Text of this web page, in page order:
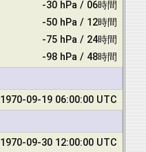
-30 hPa / 06時間
-50 hPa / 12時間
-75 hPa / 24時間
-98 hPa / 48時間
1970-09-19 06:00:00 UTC
1970-09-30 12:00:00 UTC